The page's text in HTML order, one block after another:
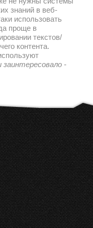
знаний в веб-
использовать
проще в
текстов/
контента.
заинтересовало -